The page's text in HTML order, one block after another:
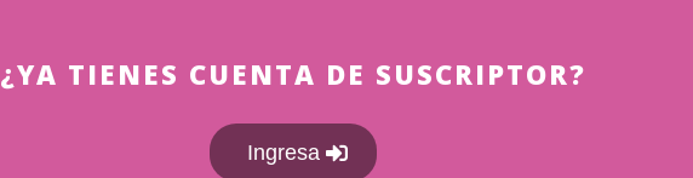
¿YA TIENES CUENTA DE SUSCRIPTOR?
Ingresa